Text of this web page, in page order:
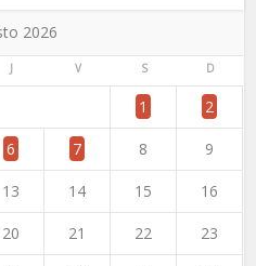
2026
J V S D
1 2
6 7 8 9
13 14 15 16
20 21 22 23